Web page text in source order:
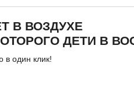
В ВОЗДУХЕ
ДЕТИ В
в один клик!